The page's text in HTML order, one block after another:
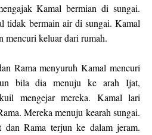
Kamal bermian di sungai.
tidak bermain air di sungai. Kamal
mencuri keluar dari rumah.
Rama menyuruh Kamal mencuri
bila dia menuju ke arah Ijat,
mengejar mereka. Kamal lari
Mereka menuju kearah sungai.
Rama terjun ke dalam jeram.